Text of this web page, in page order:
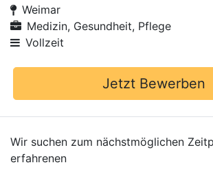
Weimar
Medizin, Gesundheit, Pflege
Vollzeit
Jetzt Bewerben
Wir suchen zum nächstmöglichen
erfahrenen